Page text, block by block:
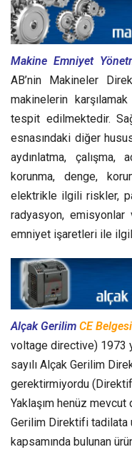
Makine Emniyet
AB’nin Makineler
makinelerin
tespit edilmektedir.
esnasındaki diğer
aydınlatma,
korunma, denge,
elektrikle ilgili riskler,
radyasyon,
emniyet işaretleri ile
Alçak Gerilim CE Belgesi
voltage directive) 1973
sayılı Alçak Gerilim
gerektirmiyordu
Yaklaşım henüz
Gerilim Direktifi tadilata
kapsamında bulunan